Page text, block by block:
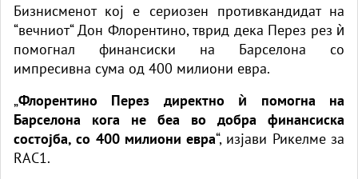
Бизнисменот кој е сериозен противкандидат на
“вечниот“ Дон Флорентино, тврид дека Перез рез ѝ
помогнал финансиски на Барселона со
импресивна сума од 400 милиони евра.
„Флорентино Перез директно ѝ помогна на
Барселона кога не беа во добра финансиска
состојба, со 400 милиони евра“, изјави Рикелме за
RAC1.